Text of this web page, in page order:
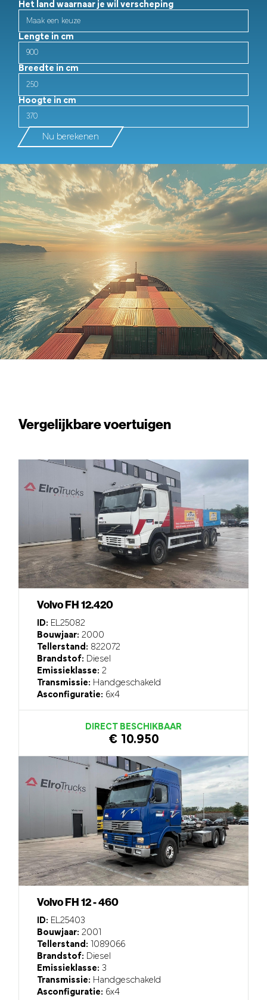
Het land waarnaar je wil verscheping
Lengte in cm
Breedte in cm
Hoogte in cm
Nu berekenen
Vergelijkbare voertuigen
Volvo FH 12.420
ID: EL25082
Bouwjaar: 2000
Tellerstand: 822072
Brandstof: Diesel
Emissieklasse: 2
Transmissie: Handgeschakeld
Asconfiguratie: 6x4
DIRECT BESCHIKBAAR
€ 10.950
Volvo FH 12 - 460
ID: EL25403
Bouwjaar: 2001
Tellerstand: 1089066
Brandstof: Diesel
Emissieklasse: 3
Transmissie: Handgeschakeld
Asconfiguratie: 6x4